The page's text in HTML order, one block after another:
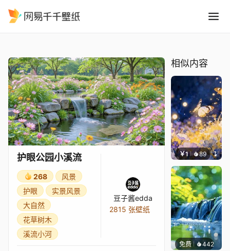
护眼公园小溪流
268
风景
护眼
实景风景
大自然
花草树木
溪流小河
豆子酱edda
2815 张壁纸
相似内容
￥1 89 叮叮
免费 442豆子